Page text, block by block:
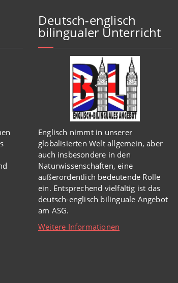
Deutsch-englisch
bilingualer Unterricht
Englisch nimmt in unserer
globalisierten Weltallgemein, aber
auch insbesondere in den
Naturwissenschaften, eine
außerordentlich bedeutende Rolle
ein. Entsprechend vielfältig ist das
deutsch-englisch bilinguale Angebot
am ASG.
Weitere Informationen